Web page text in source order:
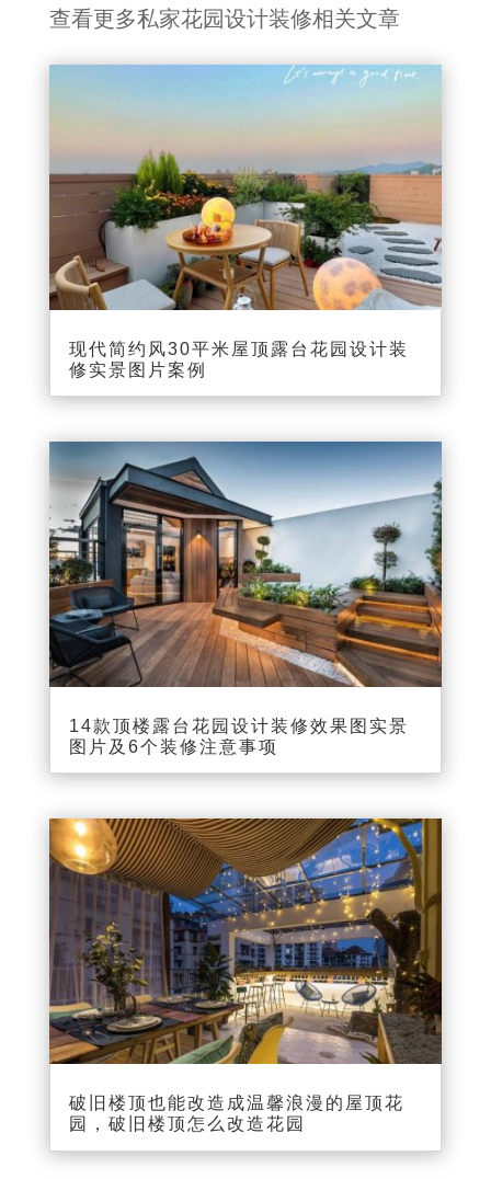
查看更多私家花园设计装修相关文章
现代简约风30平米屋顶露台花园设计装
修实景图片案例
14款顶楼露台花园设计装修效果图实景
图片及6个装修注意事项
破旧楼顶也能改造成温馨浪漫的屋顶花
园，破旧楼顶怎么改造花园